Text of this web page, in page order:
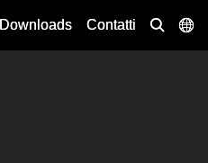
Downloads Contatti